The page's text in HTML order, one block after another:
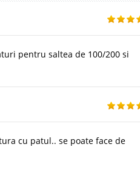
pentru saltea de 100/200 si
cu patul.. se poate face de